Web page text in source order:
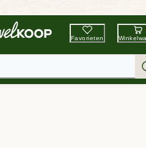
Tuin & Dier
Favorieten